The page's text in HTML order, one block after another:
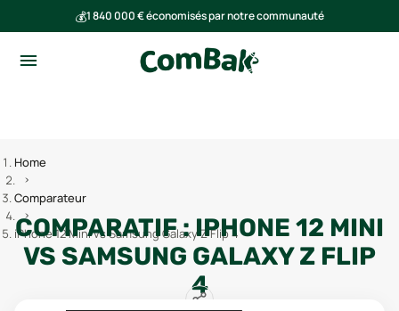
💰1 840 000 € économisés par notre communauté
Home
Comparateur
iPhone 12 Mini vs Samsung Galaxy Z Flip 4
COMPARATIF :IPHONE 12 MINI
VS SAMSUNG GALAXY Z FLIP
4